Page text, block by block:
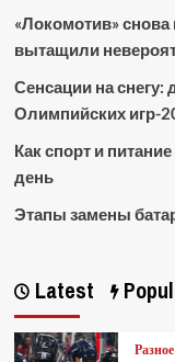
«Локомотив»
вытащили
Сенсации на
Олимпийских игр-
Как спорт и
день
Этапы замены
Latest
Разное